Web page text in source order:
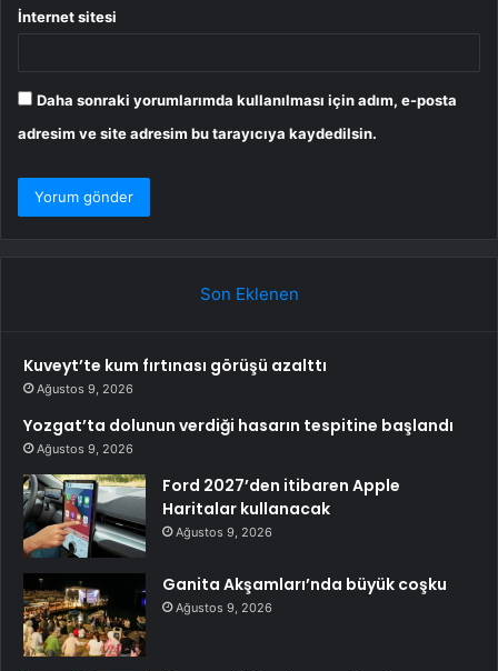
İnternet sitesi
Daha sonraki yorumlarımda kullanılması için adım, e-posta
adresim ve site adresim bu tarayıcıya kaydedilsin.
Son Eklenen
Kuveyt’te kum fırtınası görüşü azalttı
Ağustos 9, 2026
Yozgat’ta dolunun verdiği hasarın tespitine başlandı
Ağustos 9, 2026
Ford 2027’den itibaren Apple
Haritalar kullanacak
Ağustos 9, 2026
Ganita Akşamları’nda büyük coşku
Ağustos 9, 2026